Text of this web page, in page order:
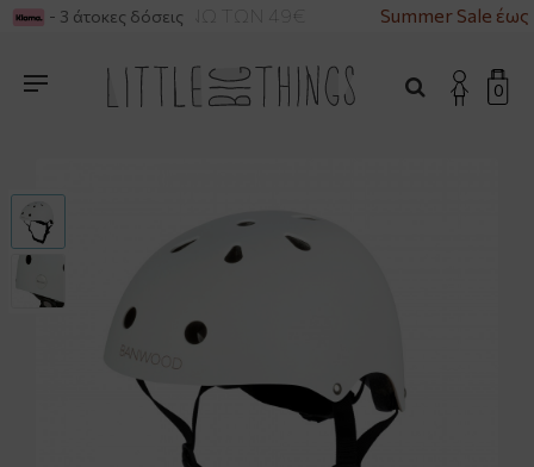
ΓΙΑ ΑΓΟΡΕΣ ΑΝΩ ΤΩΝ 49€ Summer Sale έως
- 3 άτοκες δόσεις
0